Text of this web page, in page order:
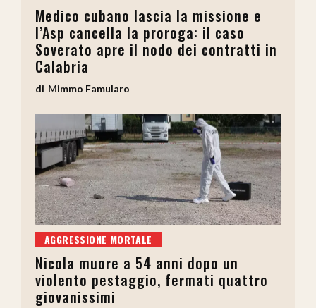
Medico cubano lascia la missione e
l’Asp cancella la proroga: il caso
Soverato apre il nodo dei contratti in
Calabria
Mimmo Famularo
AGGRESSIONE MORTALE
Nicola muore a 54 anni dopo un
violento pestaggio, fermati quattro
giovanissimi